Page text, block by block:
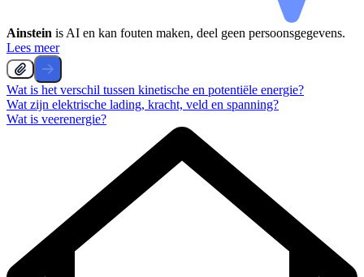
Ainstein is AI en kan fouten maken, deel geen persoonsgegevens.
Lees meer
Wat is het verschil tussen kinetische en potentiële energie?
Wat zijn elektrische lading, kracht, veld en spanning?
Wat is veerenergie?